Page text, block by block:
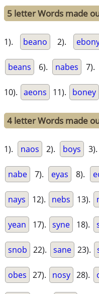
5 letter Words made
1). beano 2).
beans 6). nabes 7).
10). aeons 11). boney
4 letter Words made
1). naos 2). boys 3).
nabe 7). eyas 8).
nays 12). nebs 13).
yean 17). syne 18).
snob 22). sane 23).
obes 27). nosy 28).